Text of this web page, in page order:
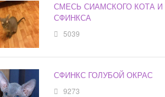
СМЕСЬ СИАМСКОГО КОТА И
СФИНКСА
5039
СФИНКС ГОЛУБОЙ ОКРАС
9273